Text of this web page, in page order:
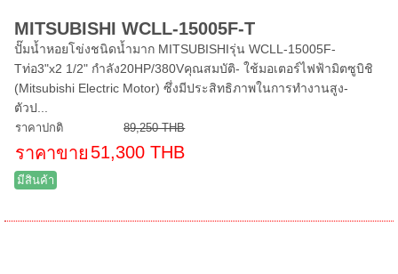
MITSUBISHI WCLL-15005F-T
ปั๊มน้ำหอยโข่งชนิดน้ำมาก MITSUBISHIรุ่น WCLL-15005F-
Tท่อ3"x2 1/2" กำลัง20HP/380Vคุณสมบัติ- ใช้มอเตอร์ไฟฟ้ามิตซูบิชิ
(Mitsubishi Electric Motor) ซึ่งมีประสิทธิภาพในการทำงานสูง-
ตัวป...
ราคาปกติ 89,250 THB
ราคาขาย 51,300 THB
มีสินค้า